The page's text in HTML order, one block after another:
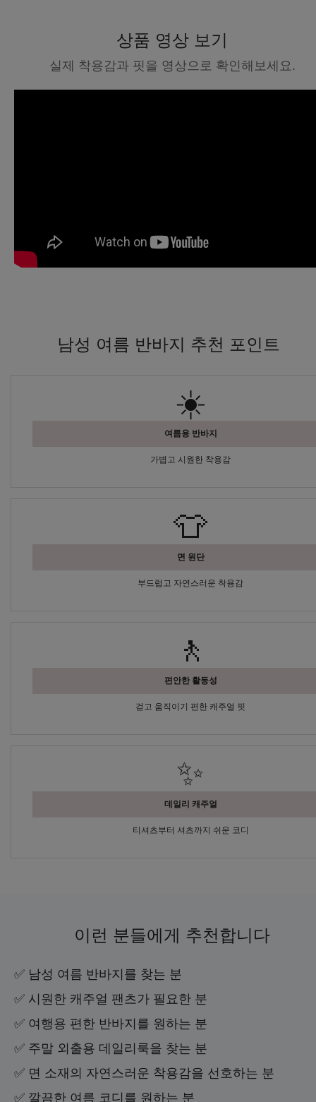
상품 영상 보기
실제 착용감과 핏을 영상으로 확인해보세요.
남성 여름 반바지 추천 포인트
☀️
여름용 반바지
가볍고 시원한 착용감
👕
면 원단
부드럽고 자연스러운 착용감
🚶
편안한 활동성
걷고 움직이기 편한 캐주얼 핏
✨
데일리 캐주얼
티셔츠부터 셔츠까지 쉬운 코디
이런 분들에게 추천합니다
✅ 남성 여름 반바지를 찾는 분
✅ 시원한 캐주얼 팬츠가 필요한 분
✅ 여행용 편한 반바지를 원하는 분
✅ 주말 외출용 데일리룩을 찾는 분
✅ 면 소재의 자연스러운 착용감을 선호하는 분
✅ 깔끔한 여름 코디를 원하는 분